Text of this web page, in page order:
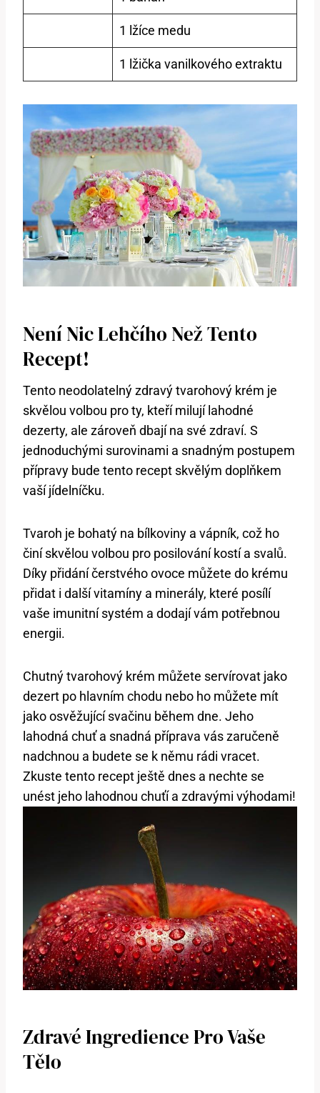
1 lžíce medu
1 lžička vanilkového extraktu
Není Nic Lehčího Než Tento
Recept!
Tento neodolatelný zdravý tvarohový krém je
skvělou volbou pro ty, kteří milují lahodné
dezerty, ale zároveň dbají na své zdraví. S
jednoduchými surovinami a snadným postupem
přípravy bude tento recept skvělým doplňkem
vaší jídelníčku.
Tvaroh je bohatý na bílkoviny a vápník, což ho
činí skvělou volbou pro posilování kostí a svalů.
Díky přidání čerstvého ovoce můžete do krému
přidat i další vitamíny a minerály, které posílí
vaše imunitní systém a dodají vám potřebnou
energii.
Chutný tvarohový krém můžete servírovat jako
dezert po hlavním chodu nebo ho můžete mít
jako osvěžující svačinu během dne. Jeho
lahodná chuť a snadná příprava vás zaručeně
nadchnou a budete se k němu rádi vracet.
Zkuste tento recept ještě dnes a nechte se
unést jeho lahodnou chuťí a zdravými výhodami!
Zdravé Ingredience Pro Vaše
Tělo